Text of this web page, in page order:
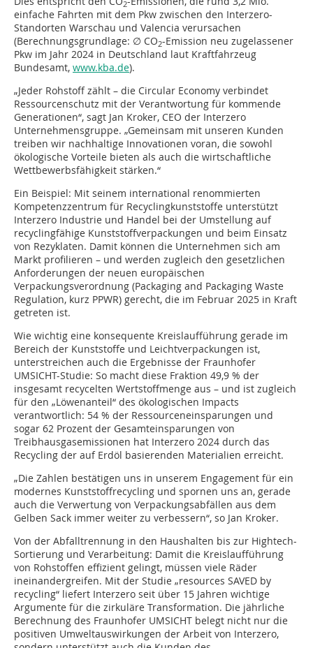
2
einfache Fahrten mit dem Pkw zwischen den Interzero-
Standorten Warschau und Valencia verursachen
(Berechnungsgrundlage: ∅ CO2-Emission neu zugelassener
Pkw im Jahr 2024 in Deutschland laut Kraftfahrzeug
Bundesamt, www.kba.de).
„Jeder Rohstoff zählt – die Circular Economy verbindet
Ressourcenschutz mit der Verantwortung für kommende
Generationen“, sagt Jan Kroker, CEO der Interzero
Unternehmensgruppe. „Gemeinsam mit unseren Kunden
treiben wir nachhaltige Innovationen voran, die sowohl
ökologische Vorteile bieten als auch die wirtschaftliche
Wettbewerbsfähigkeit stärken.“
Ein Beispiel: Mit seinem international renommierten
Kompetenzzentrum für Recyclingkunststoffe unterstützt
Interzero Industrie und Handel bei der Umstellung auf
recyclingfähige Kunststoffverpackungen und beim Einsatz
von Rezyklaten. Damit können die Unternehmen sich am
Markt profilieren – und werden zugleich den gesetzlichen
Anforderungen der neuen europäischen
Verpackungsverordnung (Packaging and Packaging Waste
Regulation, kurz PPWR) gerecht, die im Februar 2025 in Kraft
getreten ist.
Wie wichtig eine konsequente Kreislaufführung gerade im
Bereich der Kunststoffe und Leichtverpackungen ist,
unterstreichen auch die Ergebnisse der Fraunhofer
UMSICHT-Studie: So macht diese Fraktion 49,9 % der
insgesamt recycelten Wertstoffmenge aus – und ist zugleich
für den „Löwenanteil“ des ökologischen Impacts
verantwortlich: 54 % der Ressourceneinsparungen und
sogar 62 Prozent der Gesamteinsparungen von
Treibhausgasemissionen hat Interzero 2024 durch das
Recycling der auf Erdöl basierenden Materialien erreicht.
„Die Zahlen bestätigen uns in unserem Engagement für ein
modernes Kunststoffrecycling und spornen uns an, gerade
auch die Verwertung von Verpackungsabfällen aus dem
Gelben Sack immer weiter zu verbessern“, so Jan Kroker.
Von der Abfalltrennung in den Haushalten bis zur Hightech-
Sortierung und Verarbeitung: Damit die Kreislaufführung
von Rohstoffen effizient gelingt, müssen viele Räder
ineinandergreifen. Mit der Studie „resources SAVED by
recycling“ liefert Interzero seit über 15 Jahren wichtige
Argumente für die zirkuläre Transformation. Die jährliche
Berechnung des Fraunhofer UMSICHT belegt nicht nur die
positiven Umweltauswirkungen der Arbeit von Interzero,